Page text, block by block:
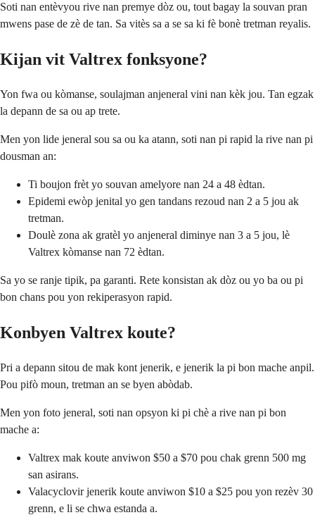
Soti nan entèvyou rive nan premye dòz ou, tout bagay la souvan pran
mwens pase de zè de tan. Sa vitès sa a se sa ki fè bonè tretman reyalis.
Kijan vit Valtrex fonksyone?
Yon fwa ou kòmanse, soulajman anjeneral vini nan kèk jou. Tan egzak
la depann de sa ou ap trete.
Men yon lide jeneral sou sa ou ka atann, soti nan pi rapid la rive nan pi
dousman an:
Ti boujon frèt yo souvan amelyore nan 24 a 48 èdtan.
Epidemi ewòp jenital yo gen tandans rezoud nan 2 a 5 jou ak
tretman.
Doulè zona ak gratèl yo anjeneral diminye nan 3 a 5 jou, lè
Valtrex kòmanse nan 72 èdtan.
Sa yo se ranje tipik, pa garanti. Rete konsistan ak dòz ou yo ba ou pi
bon chans pou yon rekiperasyon rapid.
Konbyen Valtrex koute?
Pri a depann sitou de mak kont jenerik, e jenerik la pi bon mache anpil.
Pou pifò moun, tretman an se byen abòdab.
Men yon foto jeneral, soti nan opsyon ki pi chè a rive nan pi bon
mache a:
Valtrex mak koute anviwon $50 a $70 pou chak grenn 500 mg
san asirans.
Valacyclovir jenerik koute anviwon $10 a $25 pou yon rezèv 30
grenn, e li se chwa estanda a.